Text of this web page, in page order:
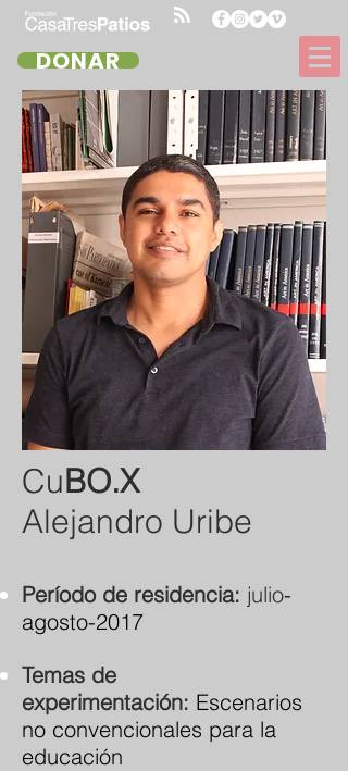
DONAR
CuBO.X
Alejandro Uribe
Período de residencia: julio-
agosto-2017
Temas de
experimentación: Escenarios
no convencionales para la
educación